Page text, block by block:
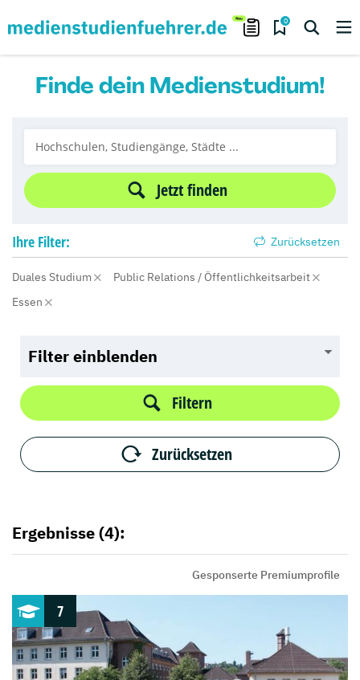
0
Finde dein Medienstudium!
Jetzt finden
Ihre Filter: Zurücksetzen
Duales Studium
Public Relations / Öffentlichkeitsarbeit
Essen
Filter einblenden
Filtern
Zurücksetzen
Ergebnisse (4):
Gesponserte Premiumprofile
7